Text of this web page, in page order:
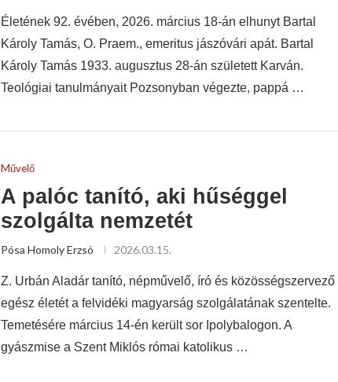
Életének 92. évében, 2026. március 18-án elhunyt Bartal
Károly Tamás, O. Praem., emeritus jászóvári apát. Bartal
Károly Tamás 1933. augusztus 28-án született Karván.
Teológiai tanulmányait Pozsonyban végezte, pappá …
Művelő
A palóc tanító, aki hűséggel
szolgálta nemzetét
Pósa Homoly Erzsó 2026.03.15.
Z. Urbán Aladár tanító, népművelő, író és közösségszervező
egész életét a felvidéki magyarság szolgálatának szentelte.
Temetésére március 14-én került sor Ipolybalogon. A
gyászmise a Szent Miklós római katolikus …